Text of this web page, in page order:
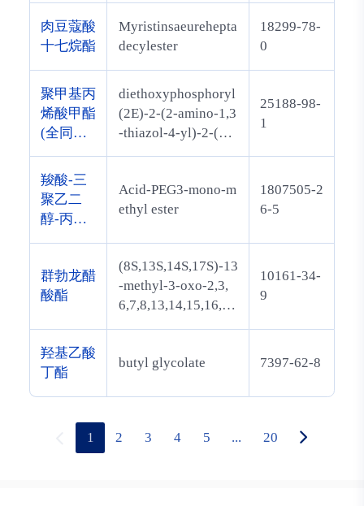
肉豆蔻酸
十七烷酯
Myristinsaeurehepta
decylester
18299-78-
0
聚甲基丙
烯酸甲酯
(全同立
diethoxyphosphoryl
(2E)-2-(2-amino-1,3
-thiazol-4-yl)-2-(2-
25188-98-
1
羧酸-三
聚乙二
醇-丙酸
Acid-PEG3-mono-m
ethyl ester
1807505-2
6-5
群勃龙醋
酸酯
(8S,13S,14S,17S)-13
-methyl-3-oxo-2,3,
6,7,8,13,14,15,16,17
en-17-ylacetate
10161-34-
9
羟基乙酸
丁酯
butyl glycolate 7397-62-8
1 2 3 4 5 ... 20